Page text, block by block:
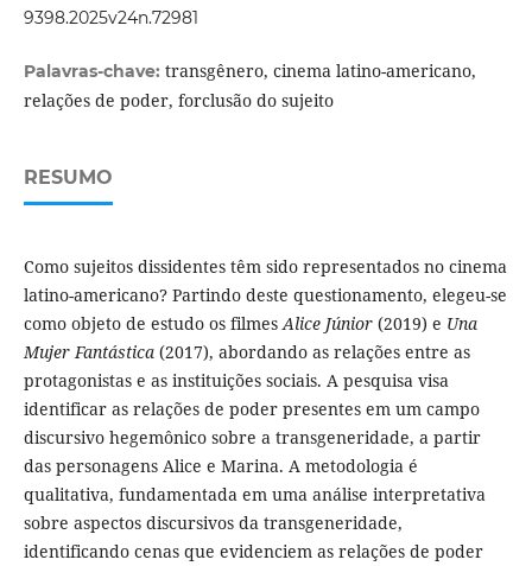
9398.2025v24n.72981
Palavras-chave: transgênero, cinema latino-americano,
relações de poder, forclusão do sujeito
RESUMO
Como sujeitos dissidentes têm sido representados no cinema
latino-americano? Partindo deste questionamento, elegeu-se
como objeto de estudo os filmes Alice Júnior(2019) e Una
Mujer Fantástica(2017), abordando as relações entre as
protagonistas e as instituições sociais. A pesquisa visa
identificar as relações de poder presentes em um campo
discursivo hegemônico sobre a transgeneridade, a partir
das personagens Alice e Marina. A metodologia é
qualitativa, fundamentada em uma análise interpretativa
sobre aspectos discursivos da transgeneridade,
identificando cenas que evidenciem as relações de poder